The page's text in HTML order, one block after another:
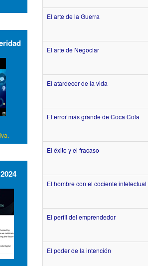
El arte de la Guerra
El arte de Negociar
El atardecer de la vida
El error más grande de Coca Cola
El éxito y el fracaso
El hombre con el cociente intelectual
El perfil del emprendedor
El poder de la intención